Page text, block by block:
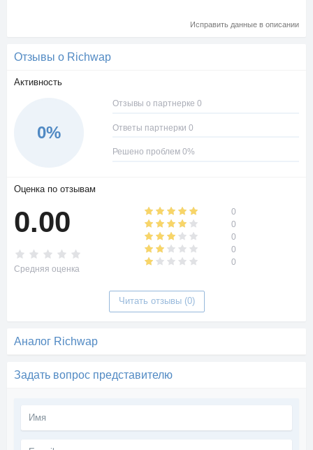
Исправить данные в описании
Отзывы о Richwap
Активность
0%
Отзывы о партнерке 0
Ответы партнерки 0
Решено проблем 0%
Оценка по отзывам
0.00
Средняя оценка
0
0
0
0
0
Читать отзывы (0)
Аналог Richwap
Задать вопрос представителю